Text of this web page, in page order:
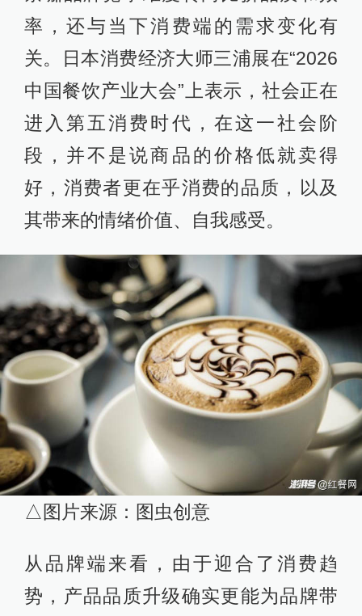
率，还与当下消费端的需求变化有
关。日本消费经济大师三浦展在“2026
中国餐饮产业大会”上表示，社会正在
进入第五消费时代，在这一社会阶
段，并不是说商品的价格低就卖得
好，消费者更在乎消费的品质，以及
其带来的情绪价值、自我感受。
△图片来源：图虫创意
从品牌端来看，由于迎合了消费趋
势，产品品质升级确实更能为品牌带